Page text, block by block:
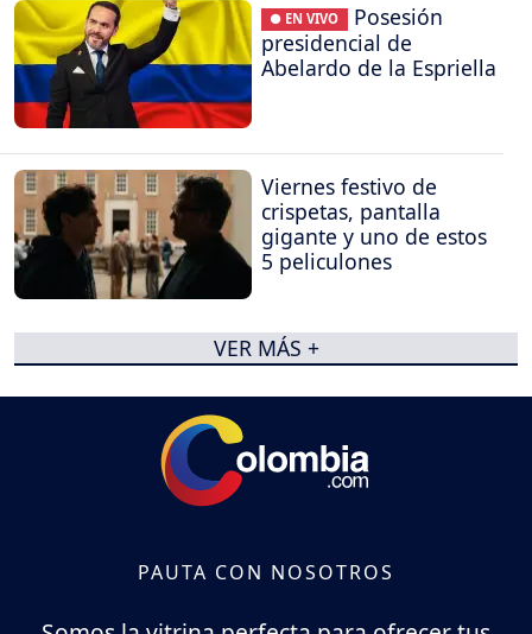
● EN VIVO
Posesión
presidencial de
Abelardo de la Espriella
Viernes festivo de
crispetas, pantalla
gigante y uno de estos
5 peliculones
VER MÁS +
PAUTA CON NOSOTROS